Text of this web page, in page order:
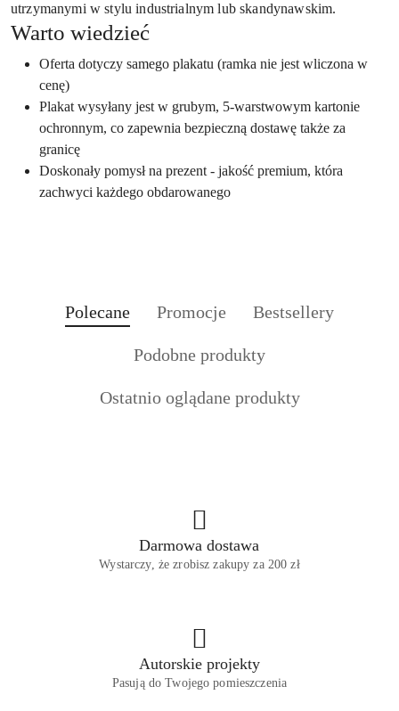
utrzymanymi w stylu industrialnym lub skandynawskim.
Warto wiedzieć
Oferta dotyczy samego plakatu (ramka nie jest wliczona w
cenę)
Plakat wysyłany jest w grubym, 5-warstwowym kartonie
ochronnym, co zapewnia bezpieczną dostawę także za
granicę
Doskonały pomysł na prezent - jakość premium, która
zachwyci każdego obdarowanego
Pomiń karuzelę produktów
Produkty
Polecane
Produkty
statusie:
Promocje
Produkty
statusie:
Bestsellery
Produkty
statusie:
Podobne produkty
Produkty
Ostatnio oglądane produkty
Darmowa dostawa
Wystarczy, że zrobisz zakupy za 200 zł
Autorskie projekty
Pasują do Twojego pomieszczenia